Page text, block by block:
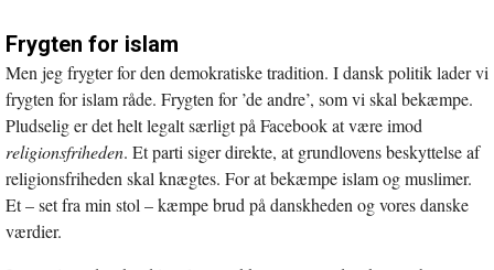
Frygten for islam
Men jeg frygter for den demokratiske tradition. I dansk politik lader vi
frygten for islam råde. Frygten for ’de andre’, som vi skal bekæmpe.
Pludselig er det helt legalt særligt på Facebook at være imod
religionsfriheden. Et parti siger direkte, at grundlovens beskyttelse af
religionsfriheden skal knægtes. For at bekæmpe islam og muslimer.
Et – set fra min stol – kæmpe brud på danskheden og vores danske
værdier.